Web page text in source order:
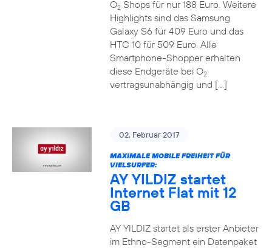
O2Shops für nur 188 Euro. Weitere
Highlights sind das Samsung
Galaxy S6 für 409 Euro und das
HTC 10 für 509 Euro. Alle
Smartphone-Shopper erhalten
diese Endgeräte bei O2
vertragsunabhängig und […]
02. Februar 2017
MAXIMALE MOBILE FREIHEIT FÜR
VIELSURFER:
AY YILDIZ startet
Internet Flat mit 12
GB
AY YILDIZ startet als erster Anbieter
im Ethno-Segment ein Datenpaket